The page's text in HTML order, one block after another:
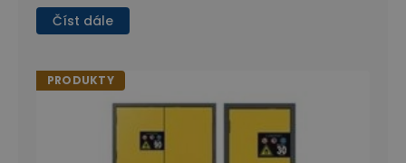
Číst dále
PRODUKTY